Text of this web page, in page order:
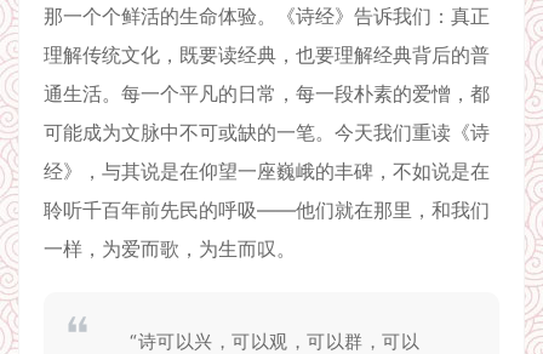
那一个个鲜活的生命体验。《诗经》告诉我们：真正
理解传统文化，既要读经典，也要理解经典背后的普
通生活。每一个平凡的日常，每一段朴素的爱憎，都
可能成为文脉中不可或缺的一笔。今天我们重读《诗
经》，与其说是在仰望一座巍峨的丰碑，不如说是在
聆听千百年前先民的呼吸——他们就在那里，和我们
一样，为爱而歌，为生而叹。
“诗可以兴，可以观，可以群，可以